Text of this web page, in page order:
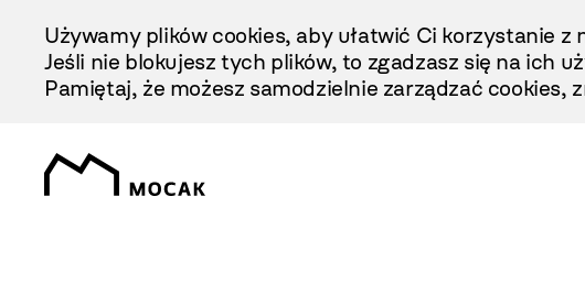
Treści
Używamy plików cookies, aby ułatwić Ci korzystanie
Jeśli nie blokujesz tych plików, to zgadzasz się na ich
Pamiętaj, że możesz samodzielnie zarządzać cookies,